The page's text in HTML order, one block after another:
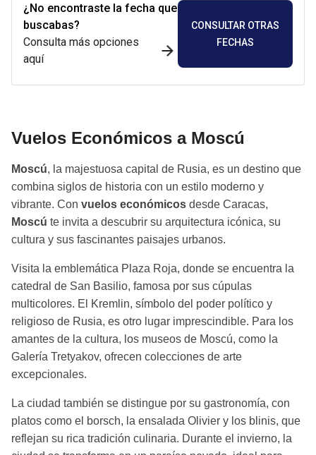
¿No encontraste la fecha que
buscabas?
Consulta más opciones
aquí
CONSULTAR OTRAS
FECHAS
Vuelos Económicos a Moscú
Moscú, la majestuosa capital de Rusia, es un destino que
combina siglos de historia con un estilo moderno y
vibrante. Con vuelos económicos desde Caracas,
Moscú te invita a descubrir su arquitectura icónica, su
cultura y sus fascinantes paisajes urbanos.
Visita la emblemática Plaza Roja, donde se encuentra la
catedral de San Basilio, famosa por sus cúpulas
multicolores. El Kremlin, símbolo del poder político y
religioso de Rusia, es otro lugar imprescindible. Para los
amantes de la cultura, los museos de Moscú, como la
Galería Tretyakov, ofrecen colecciones de arte
excepcionales.
La ciudad también se distingue por su gastronomía, con
platos como el borsch, la ensalada Olivier y los blinis, que
reflejan su rica tradición culinaria. Durante el invierno, la